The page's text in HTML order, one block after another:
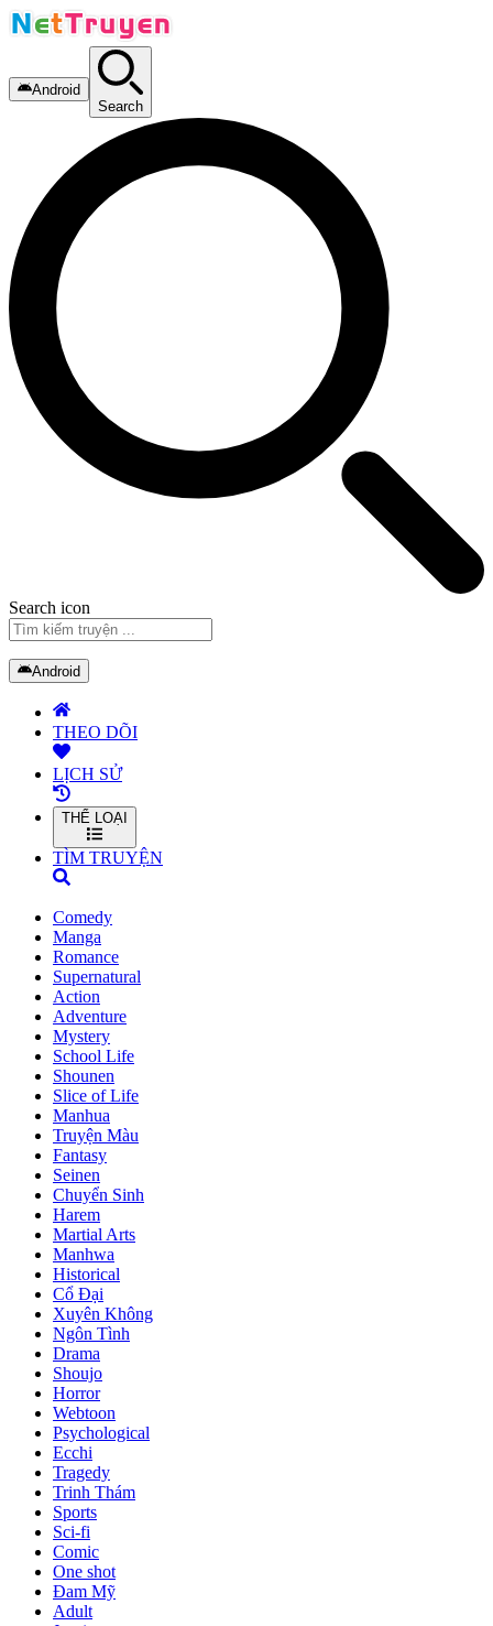
Android
Search
Search icon
Android
THEO DÕI
LỊCH SỬ
THỂ LOẠI
TÌM TRUYỆN
Comedy
Manga
Romance
Supernatural
Action
Adventure
Mystery
School Life
Shounen
Slice of Life
Manhua
Truyện Màu
Fantasy
Seinen
Chuyển Sinh
Harem
Martial Arts
Manhwa
Historical
Cổ Đại
Xuyên Không
Ngôn Tình
Drama
Shoujo
Horror
Webtoon
Psychological
Ecchi
Tragedy
Trinh Thám
Sports
Sci-fi
Comic
One shot
Đam Mỹ
Adult